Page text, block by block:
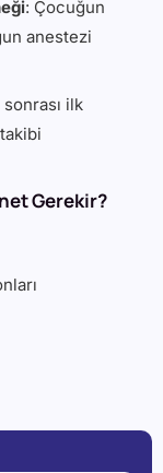
: Çocuğun
anestezi
ilk
Gerekir?